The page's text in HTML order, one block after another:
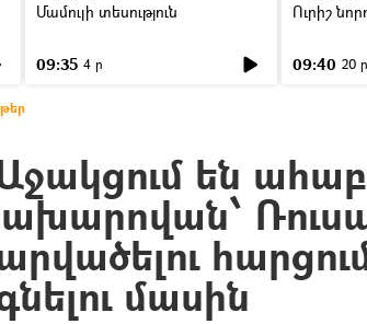
Մամուլի տեսություն
09:35 4 ր
Ուրիշ
09:40 20 ր
են
մասին